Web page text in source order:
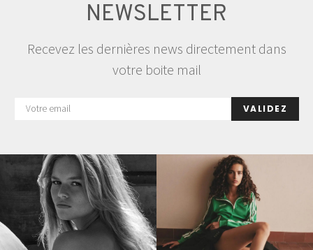
NEWSLETTER
Recevez les dernières news directement dans
votre boite mail
VALIDEZ